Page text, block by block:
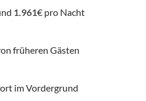
1.961€ pro Nacht
früheren Gästen
im Vordergrund